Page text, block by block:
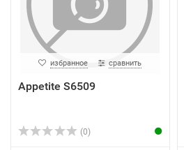
избранное сравнить
Appetite S6509
(0)